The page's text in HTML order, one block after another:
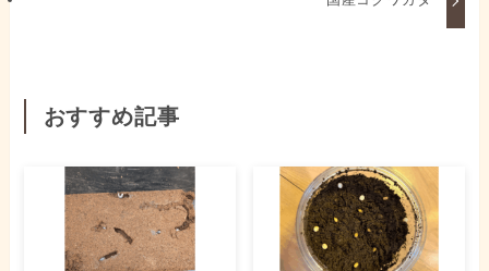
おすすめ記事